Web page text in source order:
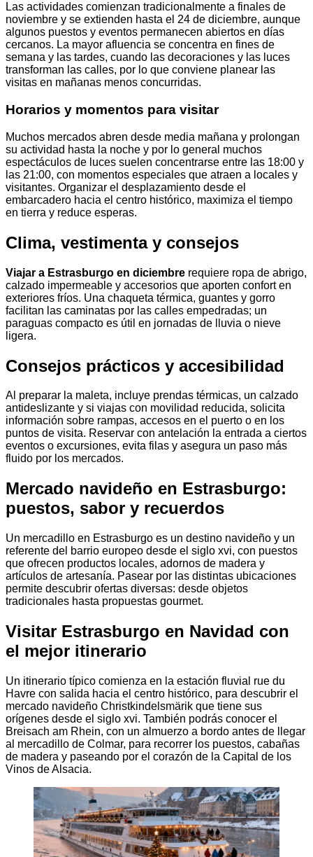
Las actividades comienzan tradicionalmente a finales de
noviembre y se extienden hasta el 24 de diciembre, aunque
algunos puestos y eventos permanecen abiertos en días
cercanos. La mayor afluencia se concentra en fines de
semana y las tardes, cuando las decoraciones y las luces
transforman las calles, por lo que conviene planear las
visitas en mañanas menos concurridas.
Horarios y momentos para visitar
Muchos mercados abren desde media mañana y prolongan
su actividad hasta la noche y por lo general muchos
espectáculos de luces suelen concentrarse entre las 18:00 y
las 21:00, con momentos especiales que atraen a locales y
visitantes. Organizar el desplazamiento desde el
embarcadero hacia el centro histórico, maximiza el tiempo
en tierra y reduce esperas.
Clima, vestimenta y consejos
Viajar a Estrasburgo en diciembre requiere ropa de abrigo,
calzado impermeable y accesorios que aporten confort en
exteriores fríos. Una chaqueta térmica, guantes y gorro
facilitan las caminatas por las calles empedradas; un
paraguas compacto es útil en jornadas de lluvia o nieve
ligera.
Consejos prácticos y accesibilidad
Al preparar la maleta, incluye prendas térmicas, un calzado
antideslizante y si viajas con movilidad reducida, solicita
información sobre rampas, accesos en el puerto o en los
puntos de visita. Reservar con antelación la entrada a ciertos
eventos o excursiones, evita filas y asegura un paso más
fluido por los mercados.
Mercado navideño en Estrasburgo:
puestos, sabor y recuerdos
Un mercadillo en Estrasburgo es un destino navideño y un
referente del barrio europeo desde el siglo xvi, con puestos
que ofrecen productos locales, adornos de madera y
artículos de artesanía. Pasear por las distintas ubicaciones
permite descubrir ofertas diversas: desde objetos
tradicionales hasta propuestas gourmet.
Visitar Estrasburgo en Navidad con
el mejor itinerario
Un itinerario típico comienza en la estación fluvial rue du
Havre con salida hacia el centro histórico, para descubrir el
mercado navideño Christkindelsmärik que tiene sus
orígenes desde el siglo xvi. También podrás conocer el
Breisach am Rhein, con un almuerzo a bordo antes de llegar
al mercadillo de Colmar, para recorrer los puestos, cabañas
de madera y paseando por el corazón de la Capital de los
Vinos de Alsacia.